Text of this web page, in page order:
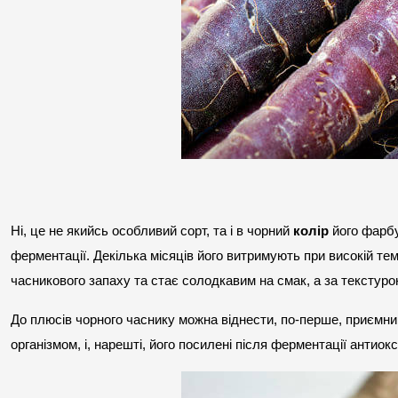
Ні, це не якийсь особливий сорт, та і в чорний колір його
ферментації. Декілька місяців його витримують при високій
часникового запаху та стає солодкавим на смак, а за
До плюсів чорного часнику можна віднести, по-перше,
організмом, і, нарешті, його посилені після ферментації